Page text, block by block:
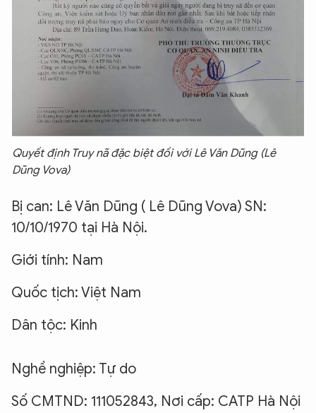
Quyết định Truy nã đặc biệt đối với Lê Văn Dũng (Lê
Dũng Vova)
Bị can: Lê Văn Dũng ( Lê Dũng Vova) SN:
10/10/1970 tại Hà Nội.
Giới tính: Nam
Quốc tịch: Việt Nam
Dân tộc: Kinh
Nghề nghiệp: Tự do
Số CMTND: 111052843, Nơi cấp: CATP Hà Nội